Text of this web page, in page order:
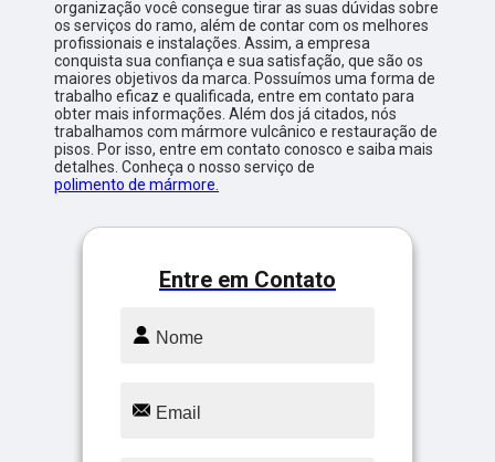
organização você consegue tirar as suas dúvidas sobre
os serviços do ramo, além de contar com os melhores
profissionais e instalações. Assim, a empresa
conquista sua confiança e sua satisfação, que são os
maiores objetivos da marca. Possuímos uma forma de
trabalho eficaz e qualificada, entre em contato para
obter mais informações. Além dos já citados, nós
trabalhamos com mármore vulcânico e restauração de
pisos. Por isso, entre em contato conosco e saiba mais
detalhes. Conheça o nosso serviço de
polimento de mármore.
Entre em Contato